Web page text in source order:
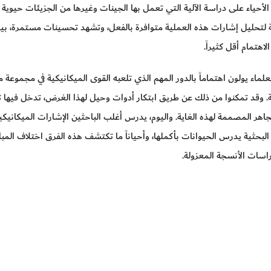
على دراسة الآلية التي تعمل بها الجينات وغيرها من الجزيئات
لتحليل إشارات هذه العملية متوافرة بالفعل، وتشهد تحسينات مستمرة،
أقل كثيراً.
يولون اهتماماً بالدور المهم الذي تلعبه القوى الميكانيكية في
وقد تمكنوا من ذلك عن طريق ابتكار أدوات وحيل لهذا الغرض، تدخل فيها
المصممة لهذه الغاية. واليوم، يدرس أغلب الباحثين الإشارات
يدرس الحيوانات بأكملها، وأحياناً ما تكتشف هذه الفرق اختلاف
الأنسجة المعزولة.